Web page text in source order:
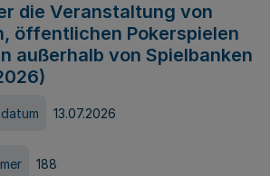
die Veranstaltung von
öffentlichen Pokerspielen
außerhalb von Spielbanken
13.07.2026
188